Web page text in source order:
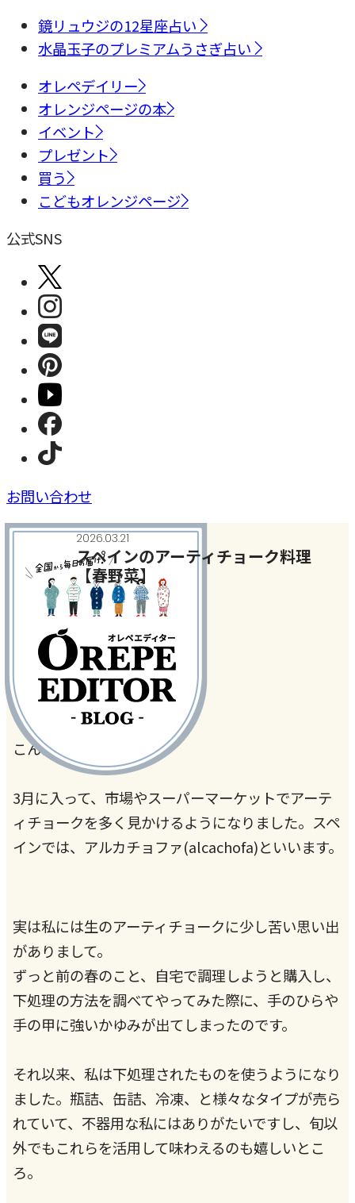
鏡リュウジの12星座占い
水晶玉子のプレミアムうさぎ占い
オレペデイリー
オレンジページの本
イベント
プレゼント
買う
こどもオレンジページ
公式SNS
お問い合わせ
2026.03.21
スペインのアーティチョーク料理
【春野菜】
今月のテーマ
#春野菜#海外
こんにちは、ゆかです。
3月に入って、市場やスーパーマーケットでアーテ
ィチョークを多く見かけるようになりました。スペ
インでは、アルカチョファ(alcachofa)といいます。
実は私には生のアーティチョークに少し苦い思い出
がありまして。
ずっと前の春のこと、自宅で調理しようと購入し、
下処理の方法を調べてやってみた際に、手のひらや
手の甲に強いかゆみが出てしまったのです。
それ以来、私は下処理されたものを使うようになり
ました。瓶詰、缶詰、冷凍、と様々なタイプが売ら
れていて、不器用な私にはありがたいですし、旬以
外でもこれらを活用して味わえるのも嬉しいとこ
ろ。